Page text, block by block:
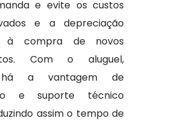
e evite os custos
e a depreciação
à compra de novos
Com o aluguel,
há a vantagem de
e suporte técnico
assim o tempo de